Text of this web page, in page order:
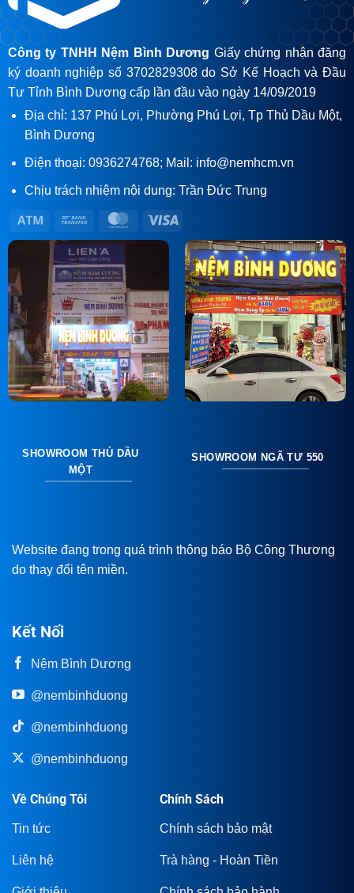
Công ty TNHH Nệm Bình Dương Giấy chứng nhận đăng
ký doanh nghiệp số 3702829308 do Sở Kế Hoạch và Đầu
Tư Tỉnh Bình Dương cấp lần đầu vào ngày 14/09/2019
Địa chỉ: 137 Phú Lợi, Phường Phú Lợi, Tp Thủ Dầu Một,
Bình Dương
Điện thoại: 0936274768; Mail: info@nemhcm.vn
Chịu trách nhiệm nội dung: Trần Đức Trung
Atm
Bank
MasterCard
SHOWROOM THỦ DẦU
MỘT
SHOWROOM NGÃ TƯ 550
Website đang trong quá trình thông báo Bộ Công Thương
do thay đổi tên miền.
Kết Nối
Nệm Bình Dương
@nembinhduong
@nembinhduong
@nembinhduong
Về Chúng Tôi
Tin tức
Liên hệ
Chính Sách
Chính sách bảo mật
Trà hàng - Hoàn Tiền